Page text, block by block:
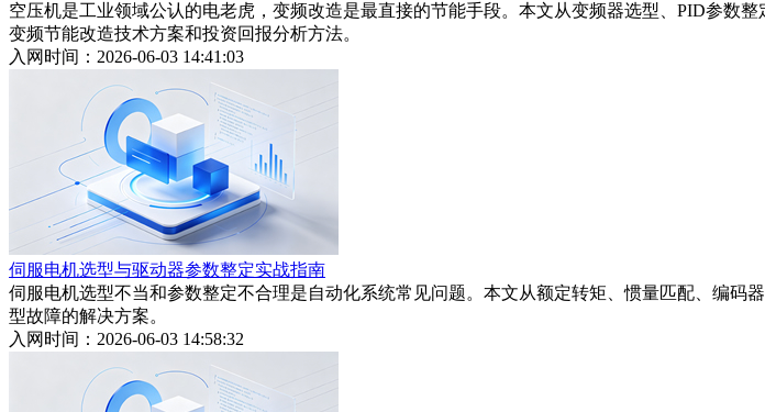
空压机是工业领域公认的电老虎，变频改造是最直接的节能手段。本文从变频器选型、PID参数
变频节能改造技术方案和投资回报分析方法。
入网时间：2026-06-03 14:41:03
伺服电机选型与驱动器参数整定实战指南
伺服电机选型不当和参数整定不合理是自动化系统常见问题。本文从额定转矩、惯量匹配、编
型故障的解决方案。
入网时间：2026-06-03 14:58:32